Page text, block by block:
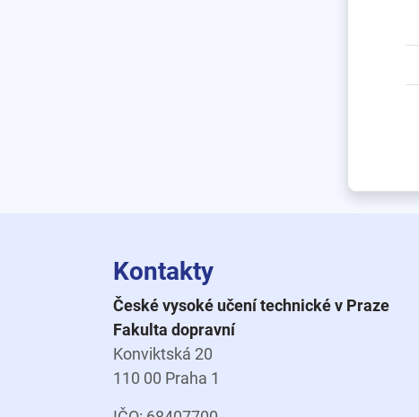
Kontakty
České vysoké učení technické v Praze
Fakulta dopravní
Konviktská 20
110 00 Praha 1